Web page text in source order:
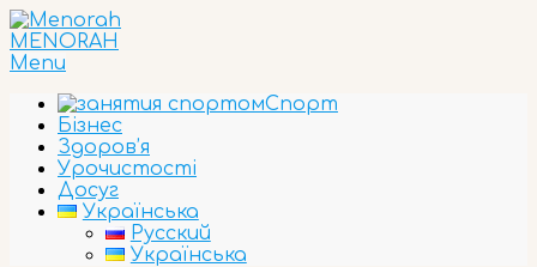
Skip
to
content
MENORAH
Primary
Menu
Menu
Спорт
Бізнес
Здоров’я
Урочистості
Досуг
Українська
Русский
Українська